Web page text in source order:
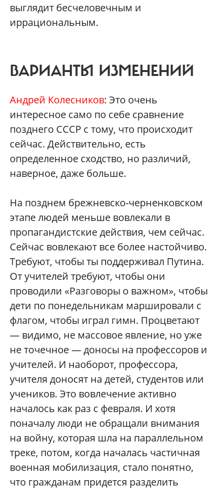
выглядит бесчеловечным и
иррациональным.
ВАРИАНТЫ ИЗМЕНЕНИЙ
Андрей Колесников: Это очень
интересное само по себе сравнение
позднего СССР с тому, что происходит
сейчас. Действительно, есть
определенное сходство, но различий,
наверное, даже больше.
На позднем брежневско-черненковском
этапе людей меньше вовлекали в
пропагандистские действия, чем сейчас.
Сейчас вовлекают все более настойчиво.
Требуют, чтобы ты поддерживал Путина.
От учителей требуют, чтобы они
проводили «Разговоры о важном», чтобы
дети по понедельникам маршировали с
флагом, чтобы играл гимн. Процветают
— видимо, не массовое явление, но уже
не точечное — доносы на профессоров и
учителей. И наоборот, профессора,
учителя доносят на детей, студентов или
учеников. Это вовлечение активно
началось как раз с февраля. И хотя
поначалу люди не обращали внимания
на войну, которая шла на параллельном
треке, потом, когда началась частичная
военная мобилизация, стало понятно,
что гражданам придется разделить